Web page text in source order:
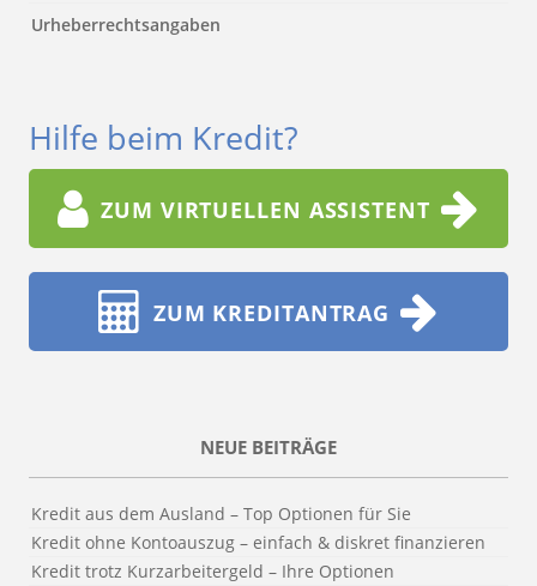
Urheberrechtsangaben
Hilfe beim Kredit?
ZUM VIRTUELLEN ASSISTENT
ZUM KREDITANTRAG
NEUE BEITRÄGE
Kredit aus dem Ausland – Top Optionen für Sie
Kredit ohne Kontoauszug – einfach & diskret finanzieren
Kredit trotz Kurzarbeitergeld – Ihre Optionen